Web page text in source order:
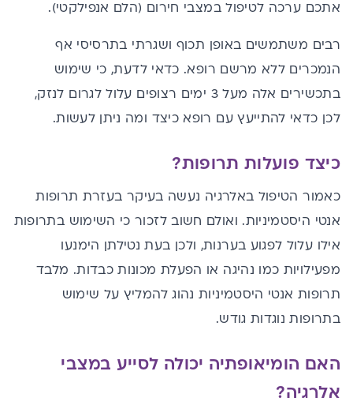
אתכם ערכה לטיפול במצבי חירום (הלם אנפילקטי).
רבים משתמשים באופן תכוף ושגרתי בתרסיסי אף
הנמכרים ללא מרשם רופא. כדאי לדעת, כי שימוש
בתכשירים אלה מעל 3 ימים רצופים עלול לגרום לנזק,
לכן כדאי להתייעץ עם רופא כיצד ומה ניתן לעשות.
כיצד פועלות תרופות?
כאמור הטיפול באלרגיה נעשה בעיקר בעזרת תרופות
אנטי היסטמיניות. ואולם חשוב לזכור כי השימוש בתרופות
אילו עלול לפגוע בערנות, ולכן בעת נטילתן הימנעו
מפעילויות כמו נהיגה או הפעלת מכונות כבדות. מלבד
תרופות אנטי היסטמיניות נהוג להמליץ על שימוש
בתרופות נוגדות גודש.
האם הומיאופתיה יכולה לסייע במצבי
אלרגיה?